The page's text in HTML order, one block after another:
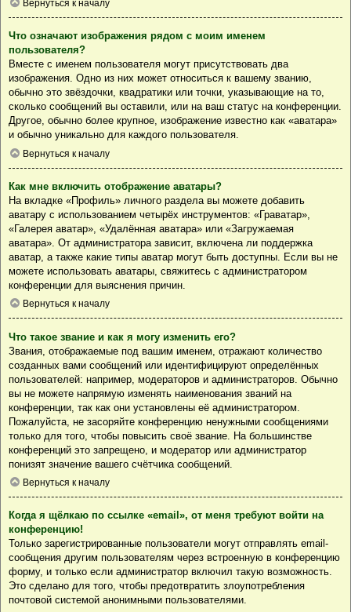
Вернуться к началу
Что означают изображения рядом с моим именем
пользователя?
Вместе с именем пользователя могут присутствовать два
изображения. Одно из них может относиться к вашему званию,
обычно это звёздочки, квадратики или точки, указывающие на то,
сколько сообщений вы оставили, или на ваш статус на конференции.
Другое, обычно более крупное, изображение известно как «аватара»
и обычно уникально для каждого пользователя.
Вернуться к началу
Как мне включить отображение аватары?
На вкладке «Профиль» личного раздела вы можете добавить
аватару с использованием четырёх инструментов: «Граватар»,
«Галерея аватар», «Удалённая аватара» или «Загружаемая
аватара». От администратора зависит, включена ли поддержка
аватар, а также какие типы аватар могут быть доступны. Если вы не
можете использовать аватары, свяжитесь с администратором
конференции для выяснения причин.
Вернуться к началу
Что такое звание и как я могу изменить его?
Звания, отображаемые под вашим именем, отражают количество
созданных вами сообщений или идентифицируют определённых
пользователей: например, модераторов и администраторов. Обычно
вы не можете напрямую изменять наименования званий на
конференции, так как они установлены её администратором.
Пожалуйста, не засоряйте конференцию ненужными сообщениями
только для того, чтобы повысить своё звание. На большинстве
конференций это запрещено, и модератор или администратор
понизят значение вашего счётчика сообщений.
Вернуться к началу
Когда я щёлкаю по ссылке «email», от меня требуют войти на
конференцию!
Только зарегистрированные пользователи могут отправлять email-
сообщения другим пользователям через встроенную в конференцию
форму, и только если администратор включил такую возможность.
Это сделано для того, чтобы предотвратить злоупотребления
почтовой системой анонимными пользователями.